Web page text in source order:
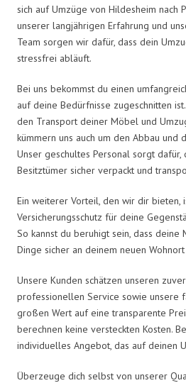
sich auf Umzüge von Hildesheim nach
unserer langjährigen Erfahrung und
Team sorgen wir dafür, dass dein
stressfrei abläuft.
Bei uns bekommst du einen
auf deine Bedürfnisse zugeschnitten
den Transport deiner Möbel und
kümmern uns auch um den Abbau und
Unser geschultes Personal sorgt
Besitztümer sicher verpackt und
Ein weiterer Vorteil, den wir dir bieten,
Versicherungsschutz für deine
So kannst du beruhigt sein, dass deine
Dinge sicher an deinem neuen
Unsere Kunden schätzen unseren
professionellen Service sowie unsere
großen Wert auf eine transparente
berechnen keine versteckten Kosten.
individuelles Angebot, das auf deinen
Überzeuge dich selbst von unserer